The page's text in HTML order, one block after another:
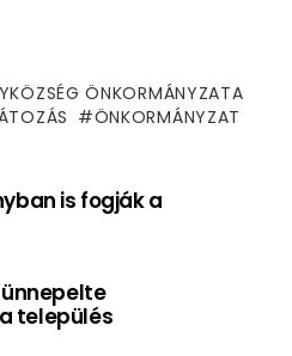
ÖNKORMÁNYZATA
ÖNKORMÁNYZAT
is fogják a
település